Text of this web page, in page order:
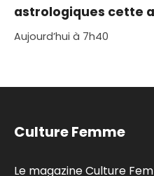
astrologiques cette
Aujourd’hui à 7h40
Culture Femme
Le magazine Culture